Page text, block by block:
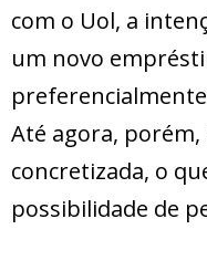
com o Uol, a
um novo
Até agora,
concretizada, o
possibilidade de